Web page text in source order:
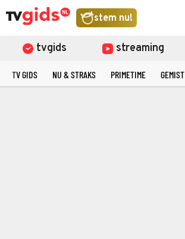
stem nu!
tvgids streaming
TV GIDS NU & STRAKS PRIMETIME GEMIST